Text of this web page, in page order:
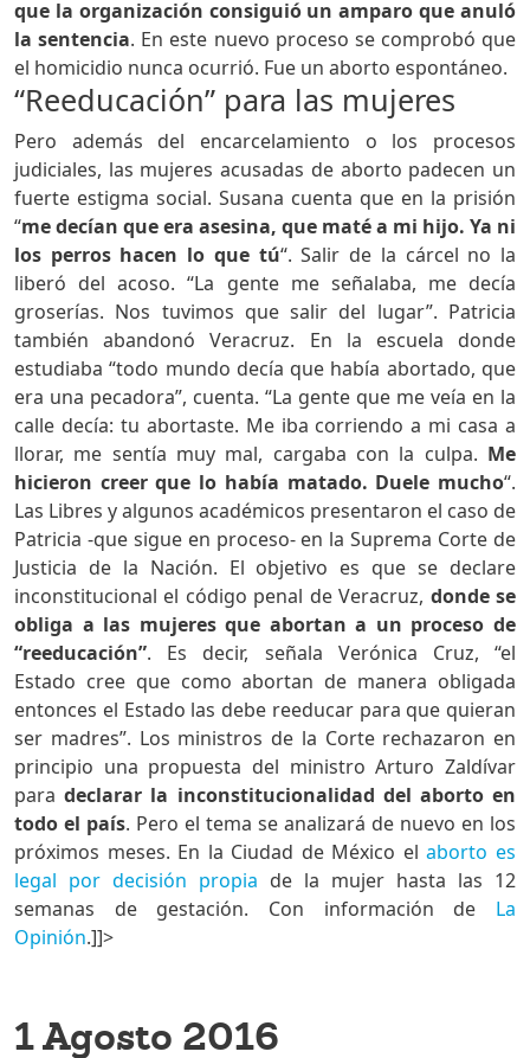
que la organización consiguió un amparo que anuló
la sentencia. En este nuevo proceso se comprobó que
el homicidio nunca ocurrió. Fue un aborto espontáneo.
“Reeducación” para las mujeres
Pero además del encarcelamiento o los procesos
judiciales, las mujeres acusadas de aborto padecen un
fuerte estigma social. Susana cuenta que en la prisión
“me decían que era asesina, que maté a mi hijo. Ya ni
los perros hacen lo que tú“. Salir de la cárcel no la
liberó del acoso. “La gente me señalaba, me decía
groserías. Nos tuvimos que salir del lugar”. Patricia
también abandonó Veracruz. En la escuela donde
estudiaba “todo mundo decía que había abortado, que
era una pecadora”, cuenta. “La gente que me veía en la
calle decía: tu abortaste. Me iba corriendo a mi casa a
llorar, me sentía muy mal, cargaba con la culpa. Me
hicieron creer que lo había matado. Duele mucho“.
Las Libres y algunos académicos presentaron el caso de
Patricia -que sigue en proceso- en la Suprema Corte de
Justicia de la Nación. El objetivo es que se declare
inconstitucional el código penal de Veracruz, donde se
obliga a las mujeres que abortan a un proceso de
“reeducación”. Es decir, señala Verónica Cruz, “el
Estado cree que como abortan de manera obligada
entonces el Estado las debe reeducar para que quieran
ser madres”. Los ministros de la Corte rechazaron en
principio una propuesta del ministro Arturo Zaldívar
paradeclarar la inconstitucionalidad del aborto en
todo el país. Pero el tema se analizará de nuevo en los
próximos meses. En la Ciudad de México elaborto es
legal por decisión propia de la mujer hasta las 12
semanas de gestación. Con información de La
Opinión.]]>
1 Agosto 2016